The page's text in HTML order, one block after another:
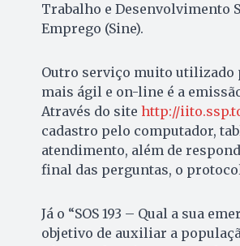
Trabalho e Desenvolvimento
Emprego (Sine).
Outro serviço muito utilizado
mais ágil e on-line é a
Através do site http://
cadastro pelo computador,
atendimento, além de
final das perguntas, o
Já o “SOS 193 – Qual a sua
objetivo de auxiliar a